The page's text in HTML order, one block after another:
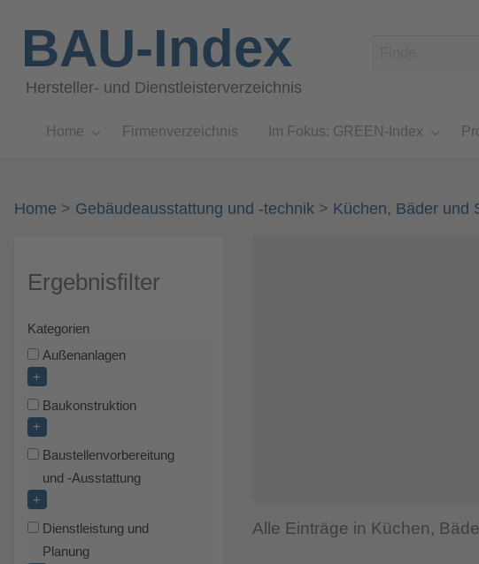
BAU-Index
Hersteller- und Dienstleisterverzeichnis
Home Firmenverzeichnis Im Fokus: GREEN-Index
Home > Gebäudeausstattung und -technik> Küchen, Bäder und
Ergebnisfilter
Kategorien
Außenanlagen
+
Baukonstruktion
+
Baustellenvorbereitung
und -Ausstattung
+
Dienstleistung und
Planung
Alle Einträge in Küchen,